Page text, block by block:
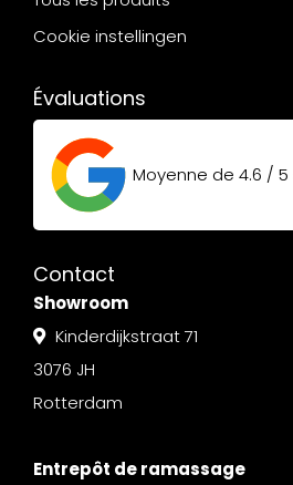
Cookie instellingen
Évaluations
Moyenne de 4.6 / 5
Contact
Showroom
Kinderdijkstraat 71
3076 JH
Rotterdam
Entrepôt de ramassage